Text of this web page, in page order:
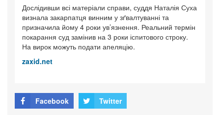
Дослідивши всі матеріали справи, суддя Наталія Суха
визнала закарпатця винним у зґвалтуванні та
призначила йому 4 роки ув’язнення. Реальний термін
покарання суд замінив на 3 роки іспитового строку.
На вирок можуть подати апеляцію.
zaxid.net
Facebook Twitter